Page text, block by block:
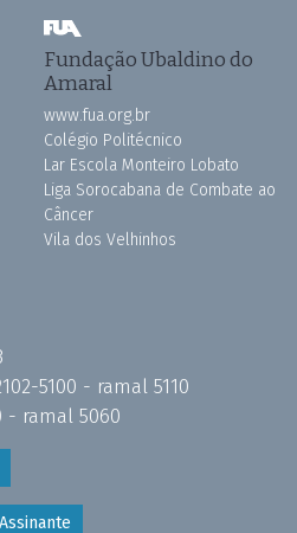
Fundação Ubaldino do
Amaral
www.fua.org.br
Colégio Politécnico
Lar Escola Monteiro Lobato
Liga Sorocabana de Combate ao
Câncer
Vila dos Velhinhos
5100 - ramal 5110
- ramal 5060